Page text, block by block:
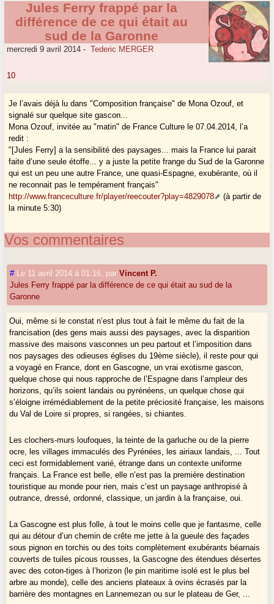
Jules Ferry frappé par la
différence de ce qui était au
sud de la Garonne
mercredi 9 avril 2014 - Tederic MERGER
10
Je l’avais déjà lu dans "Composition française" de Mona Ozouf, et
signalé sur quelque site gascon...
Mona Ozouf, invitée au "matin" de France Culture le 07.04.2014, l’a
redit :
"[Jules Ferry] a la sensibilité des paysages... mais la France lui parait
faite d’une seule étoffe... y a juste la petite frange du Sud de la Garonne
qui est un peu une autre France, une quasi-Espagne, exubérante, où il
ne reconnait pas le tempérament français"
http://www.franceculture.fr/player/reecouter?play=4829078
(à partir de
la minute 5:30)
Vos commentaires
# Le 11 avril 2014 à 01:16 parVincent P.
Jules Ferry frappé par la différence de ce qui était au sud de la
Garonne
Oui, même si le constat n’est plus tout à fait le même du fait de la
francisation (des gens mais aussi des paysages, avec la disparition
massive des maisons vasconnes un peu partout et l’imposition dans
nos paysages des odieuses églises du 19ème siècle), il reste pour qui
a voyagé en France, dont en Gascogne, un vrai exotisme gascon,
quelque chose qui nous rapproche de l’Espagne dans l’ampleur des
horizons, qu’ils soient landais ou pyrénéens, un quelque chose qui
s’éloigne irrémédiablement de la petite préciosité française, les maisons
du Val de Loire si propres, si rangées, si chiantes.
Les clochers-murs loufoques, la teinte de la garluche ou de la pierre
ocre, les villages immaculés des Pyrénées, les airiaux landais, ... Tout
ceci est formidablement varié, étrange dans un contexte uniforme
français. La France est belle, elle n’est pas la première destination
touristique au monde pour rien, mais c’est un paysage anthropisé à
outrance, dressé, ordonné, classique, un jardin à la française, oui.
La Gascogne est plus folle, à tout le moins celle que je fantasme, celle
qui au détour d’un chemin de crête me jette à la gueule des façades
sous pignon en torchis ou des toits complètement exubérants béarnais
couverts de tuiles picous rousses, la Gascogne des étendues désertes
avec des coton-tiges à l’horizon (le pin maritime isolé est le plus bel
arbre au monde), celle des anciens plateaux à ovins écrasés par la
barrière des montagnes en Lannemezan ou sur le plateau de Ger, ...